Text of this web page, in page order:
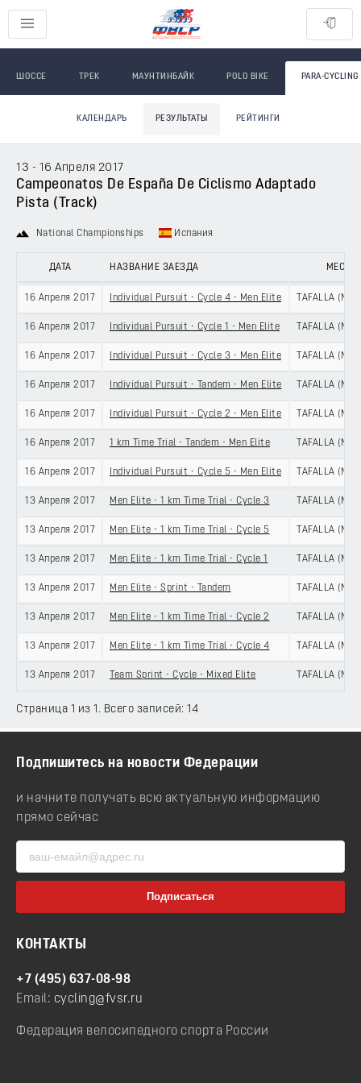
ШОССЕ ТРЕК МАУНТИНБАЙК POLO BIKE PARA-CYCLING
КАЛЕНДАРЬ РЕЗУЛЬТАТЫ РЕЙТИНГИ
13 - 16 Апреля 2017
Campeonatos De España De Ciclismo Adaptado
Pista (Track)
National Championships Испания
ДАТА НАЗВАНИЕ ЗАЕЗДА МЕСТО
16 Апреля 2017 Individual Pursuit - Cycle 4 - Men Elite TAFALLA
16 Апреля 2017 Individual Pursuit - Cycle 1 - Men Elite TAFALLA
16 Апреля 2017 Individual Pursuit - Cycle 3 - Men Elite TAFALLA
16 Апреля 2017 Individual Pursuit - Tandem - Men Elite TAFALLA
16 Апреля 2017 Individual Pursuit - Cycle 2 - Men Elite TAFALLA
16 Апреля 2017 1 km Time Trial - Tandem - Men Elite TAFALLA
16 Апреля 2017 Individual Pursuit - Cycle 5 - Men Elite TAFALLA
13 Апреля 2017 Men Elite - 1 km Time Trial - Cycle 3 TAFALLA
13 Апреля 2017 Men Elite - 1 km Time Trial - Cycle 5 TAFALLA
13 Апреля 2017 Men Elite - 1 km Time Trial - Cycle 1 TAFALLA
13 Апреля 2017 Men Elite - Sprint - Tandem TAFALLA
13 Апреля 2017 Men Elite - 1 km Time Trial - Cycle 2 TAFALLA
13 Апреля 2017 Men Elite - 1 km Time Trial - Cycle 4 TAFALLA
13 Апреля 2017 Team Sprint - Cycle - Mixed Elite TAFALLA
Страница 1 из 1. Всего записей: 14
Подпишитесь на новости Федерации
и начните получать всю актуальную информацию
прямо сейчас
КОНТАКТЫ
+7 (495) 637-08-98
Email: cycling@fvsr.ru
Федерация велосипедного спорта России